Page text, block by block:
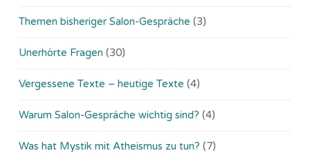
Themen bisheriger Salon-Gespräche (3)
Unerhörte Fragen (30)
Vergessene Texte – heutige Texte (4)
Warum Salon-Gespräche wichtig sind? (4)
Was hat Mystik mit Atheismus zu tun? (7)